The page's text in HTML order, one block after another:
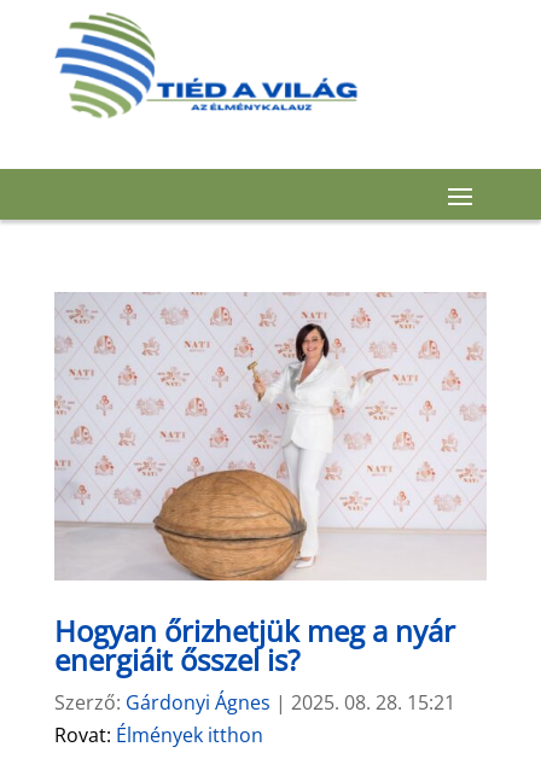
Hogyan őrizhetjük meg a nyár
energiáit ősszel is?
Szerző: Gárdonyi Ágnes | 2025. 08. 28. 15:21
Rovat: Élmények itthon